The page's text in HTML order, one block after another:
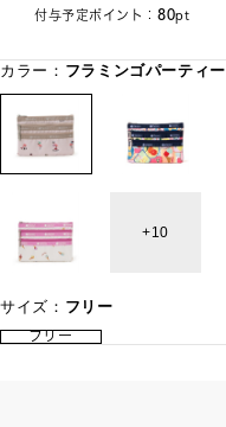
付与予定ポイント： 80pt
カラー： フラミンゴパーティー
10
サイズ： フリー
フリー